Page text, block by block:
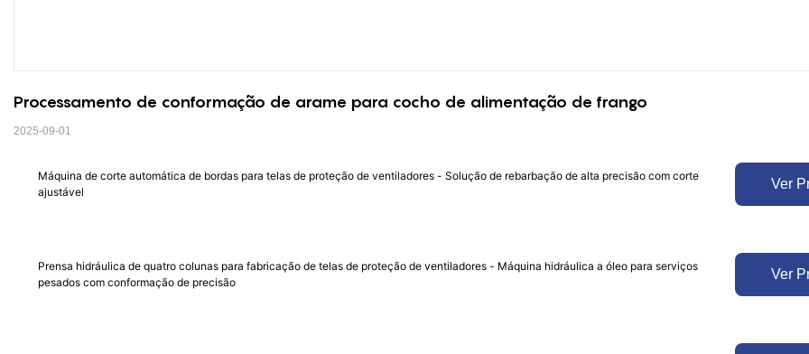
Processamento de conformação de arame para cocho de alimentação de frango
2025-09-01
Máquina de corte automática de bordas para telas de proteção de ventiladores - Solução de rebarbação de alta precisão com corte
ajustável
Ver
Prensa hidráulica de quatro colunas para fabricação de telas de proteção de ventiladores - Máquina hidráulica a óleo para serviços
pesados ​​com conformação de precisão
Ver